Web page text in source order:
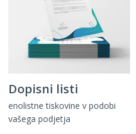
Dopisni listi
enolistne tiskovine v podobi
vašega podjetja